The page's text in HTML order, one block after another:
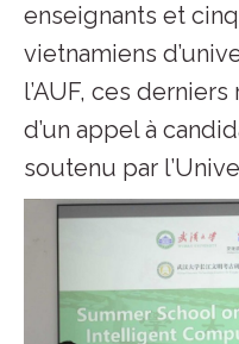
enseignants et
vietnamiens
l’AUF, ces
d’un appel à
soutenu par